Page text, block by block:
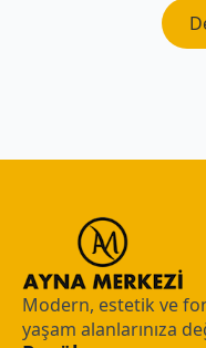
Modern, estetik ve
yaşam alanlarınıza